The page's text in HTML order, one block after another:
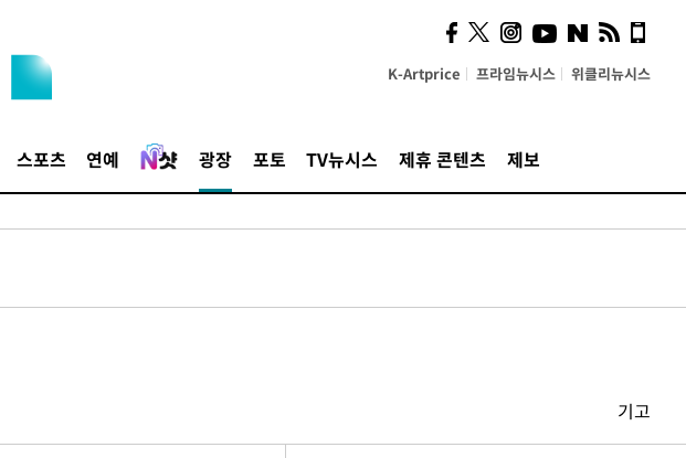
K-Artprice 프라임뉴시스 위클리뉴시스
스포츠 연예 광장 포토 TV뉴시스 제휴 콘텐츠 제보
기고